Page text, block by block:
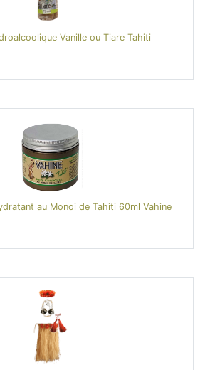
Vanille ou Tiare Tahiti
au Monoi de Tahiti 60ml Vahine